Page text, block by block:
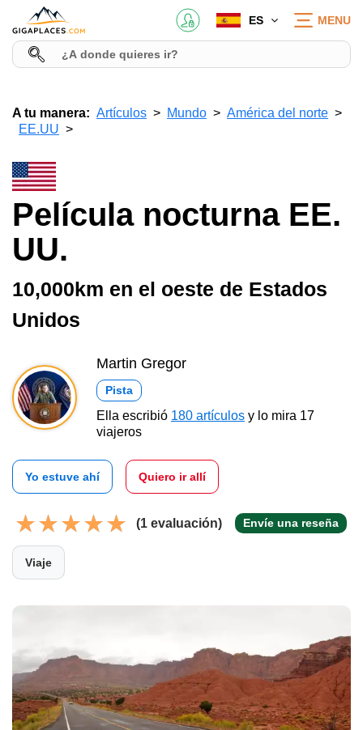
ES MENU
A tu manera: Artículos Mundo
América del norte
EE.UU
Película nocturna EE.
UU.
10,000km en el oeste de Estados
Unidos
Martin Gregor
Pista
Ella escribió 180 artículos y lo mira 17
viajeros
Yo estuve ahí Quiero ir allí
(1 evaluación) Envíe una reseña
Viaje